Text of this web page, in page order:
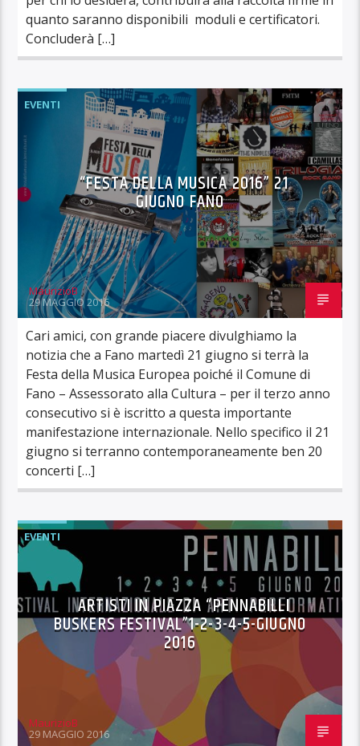
quanto saranno disponibili moduli e certificatori.
Concluderà […]
EVENTI
“FESTA DELLA MUSICA 2016” 21
GIUGNO FANO
MaurizioB
29 MAGGIO 2016
Cari amici, con grande piacere divulghiamo la
notizia che a Fano martedì 21 giugno si terrà la
Festa della Musica Europea poiché il Comune di
Fano – Assessorato alla Cultura – per il terzo anno
consecutivo si è iscritto a questa importante
manifestazione internazionale. Nello specifico il 21
giugno si terranno contemporaneamente ben 20
concerti […]
EVENTI
ARTISTI IN PIAZZA “PENNABILLI
BUSKERS FESTIVAL”1-2-3-4-5-GIUGNO
2016
MaurizioB
29 MAGGIO 2016